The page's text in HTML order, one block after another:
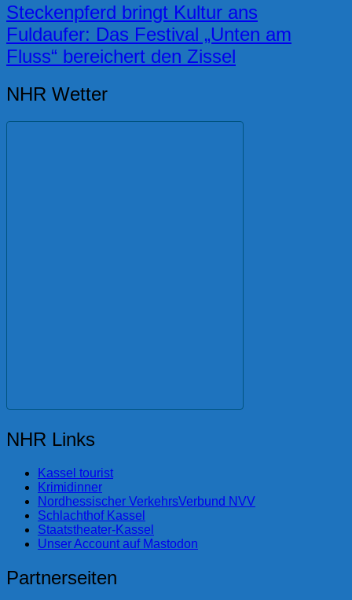
Steckenpferd bringt Kultur ans
Fuldaufer: Das Festival „Unten am
Fluss“ bereichert den Zissel
NHR Wetter
NHR Links
Kassel tourist
Krimidinner
Nordhessischer VerkehrsVerbund NVV
Schlachthof Kassel
Staatstheater-Kassel
Unser Account auf Mastodon
Partnerseiten